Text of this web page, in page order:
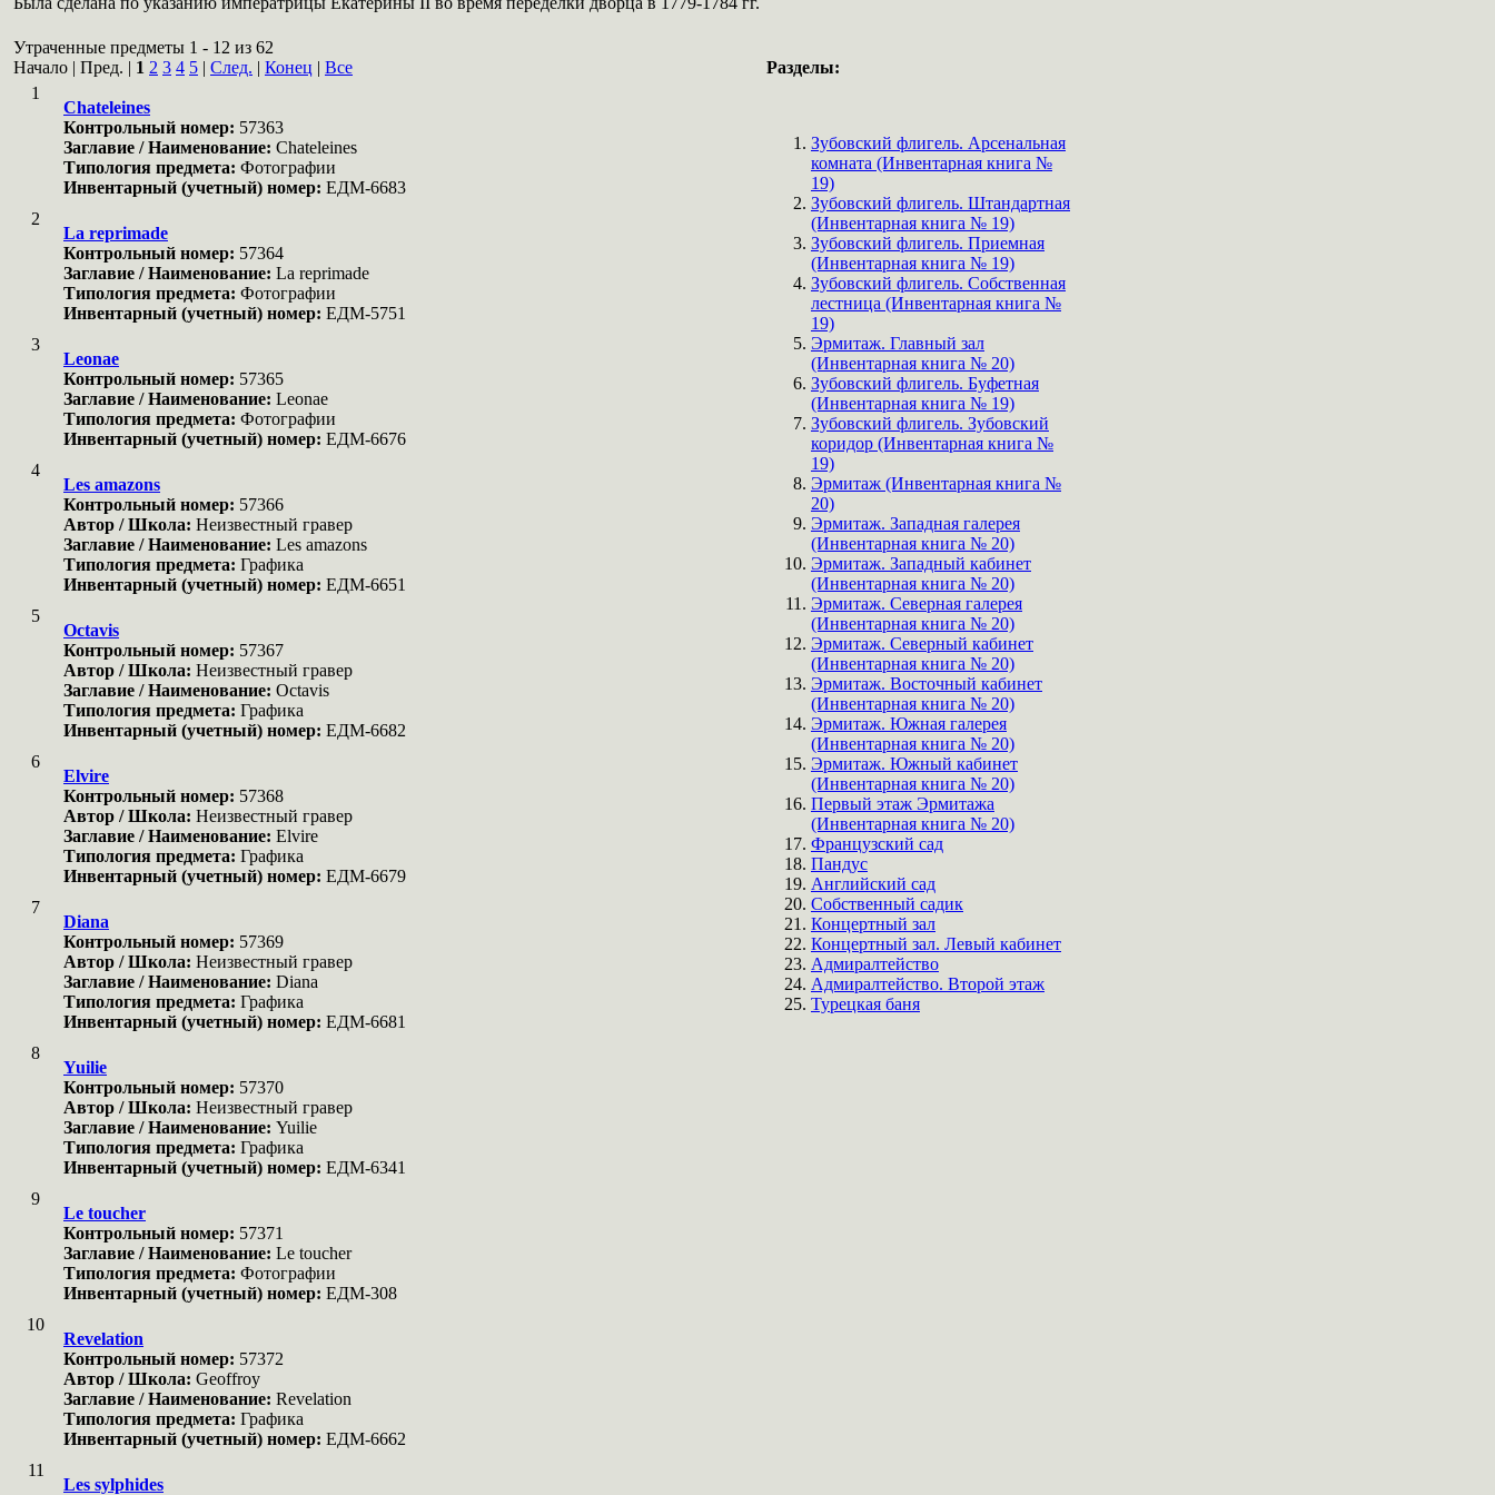
Утраченные предметы 1 - 12 из 62
Начало | Пред. | 1 2 3 4 5 | След. | Конец | Все
1
Chateleines
Контрольный номер: 57363
Заглавие / Наименование: Chateleines
Типология предмета: Фотографии
Инвентарный (учетный) номер: ЕДМ-6683
2
La reprimade
Контрольный номер: 57364
Заглавие / Наименование: La reprimade
Типология предмета: Фотографии
Инвентарный (учетный) номер: ЕДМ-5751
3
Leonae
Контрольный номер: 57365
Заглавие / Наименование: Leonae
Типология предмета: Фотографии
Инвентарный (учетный) номер: ЕДМ-6676
4
Les amazons
Контрольный номер: 57366
Автор / Школа: Неизвестный гравер
Заглавие / Наименование: Les amazons
Типология предмета: Графика
Инвентарный (учетный) номер: ЕДМ-6651
5
Octavis
Контрольный номер: 57367
Автор / Школа: Неизвестный гравер
Заглавие / Наименование: Octavis
Типология предмета: Графика
Инвентарный (учетный) номер: ЕДМ-6682
6
Elvire
Контрольный номер: 57368
Автор / Школа: Неизвестный гравер
Заглавие / Наименование: Elvire
Типология предмета: Графика
Инвентарный (учетный) номер: ЕДМ-6679
7
Diana
Контрольный номер: 57369
Автор / Школа: Неизвестный гравер
Заглавие / Наименование: Diana
Типология предмета: Графика
Инвентарный (учетный) номер: ЕДМ-6681
8
Yuilie
Контрольный номер: 57370
Автор / Школа: Неизвестный гравер
Заглавие / Наименование: Yuilie
Типология предмета: Графика
Инвентарный (учетный) номер: ЕДМ-6341
9
Le toucher
Контрольный номер: 57371
Заглавие / Наименование: Le toucher
Типология предмета: Фотографии
Инвентарный (учетный) номер: ЕДМ-308
10
Revelation
Контрольный номер: 57372
Автор / Школа: Geoffroy
Заглавие / Наименование: Revelation
Типология предмета: Графика
Инвентарный (учетный) номер: ЕДМ-6662
11
Les sylphides
Разделы:
Зубовский флигель. Арсенальная
комната (Инвентарная книга №
19)
Зубовский флигель. Штандартная
(Инвентарная книга № 19)
Зубовский флигель. Приемная
(Инвентарная книга № 19)
Зубовский флигель. Собственная
лестница (Инвентарная книга №
19)
Эрмитаж. Главный зал
(Инвентарная книга № 20)
Зубовский флигель. Буфетная
(Инвентарная книга № 19)
Зубовский флигель. Зубовский
коридор (Инвентарная книга №
19)
Эрмитаж (Инвентарная книга №
20)
Эрмитаж. Западная галерея
(Инвентарная книга № 20)
Эрмитаж. Западный кабинет
(Инвентарная книга № 20)
Эрмитаж. Северная галерея
(Инвентарная книга № 20)
Эрмитаж. Северный кабинет
(Инвентарная книга № 20)
Эрмитаж. Восточный кабинет
(Инвентарная книга № 20)
Эрмитаж. Южная галерея
(Инвентарная книга № 20)
Эрмитаж. Южный кабинет
(Инвентарная книга № 20)
Первый этаж Эрмитажа
(Инвентарная книга № 20)
Французский сад
Пандус
Английский сад
Собственный садик
Концертный зал
Концертный зал. Левый кабинет
Адмиралтейство
Адмиралтейство. Второй этаж
Турецкая баня